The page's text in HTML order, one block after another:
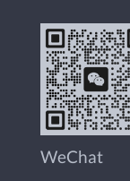
WeChat